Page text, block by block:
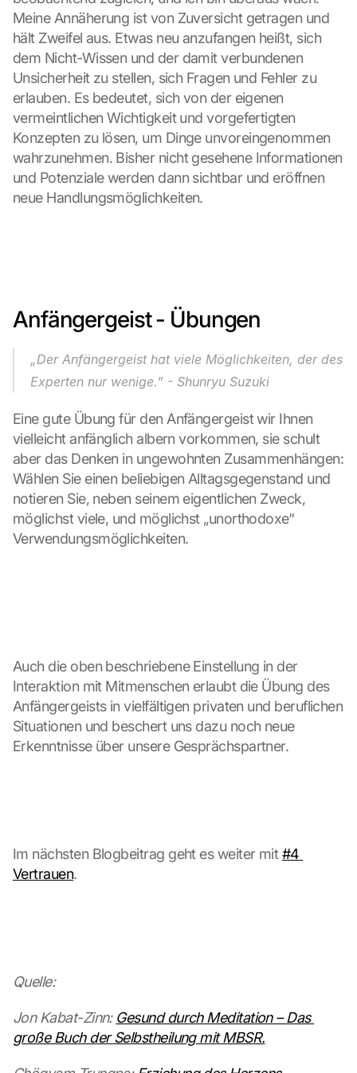
Meine Annäherung ist von Zuversicht getragen und
hält Zweifel aus. Etwas neu anzufangen heißt, sich
dem Nicht-Wissen und der damit verbundenen
Unsicherheit zu stellen, sich Fragen und Fehler zu
erlauben. Es bedeutet, sich von der eigenen
vermeintlichen Wichtigkeit und vorgefertigten
Konzepten zu lösen, um Dinge unvoreingenommen
wahrzunehmen. Bisher nicht gesehene Informationen
und Potenziale werden dann sichtbar und eröffnen
neue Handlungsmöglichkeiten.
Anfängergeist - Übungen
„Der Anfängergeist hat viele Möglichkeiten, der des
Experten nur wenige.” - Shunryu Suzuki
Eine gute Übung für den Anfängergeist wir Ihnen
vielleicht anfänglich albern vorkommen, sie schult
aber das Denken in ungewohnten Zusammenhängen:
Wählen Sie einen beliebigen Alltagsgegenstand und
notieren Sie, neben seinem eigentlichen Zweck,
möglichst viele, und möglichst „unorthodoxe“
Verwendungsmöglichkeiten.
Auch die oben beschriebene Einstellung in der
Interaktion mit Mitmenschen erlaubt die Übung des
Anfängergeists in vielfältigen privaten und beruflichen
Situationen und beschert uns dazu noch neue
Erkenntnisse über unsere Gesprächspartner.
Im nächsten Blogbeitrag geht es weiter mit #4
Vertrauen.
Quelle:
Jon Kabat-Zinn: Gesund durch Meditation – Das
große Buch der Selbstheilung mit MBSR.
,
y
o
a
g
r
e
e
o
t
i
g
f
h
e
G
o
o
g
l
e
t
a
w
i
l
n
s
G
o